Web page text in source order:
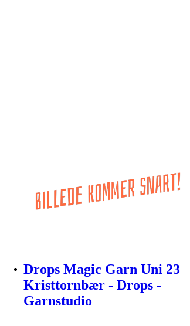
Drops Magic Garn Uni 23
Kristtornbær - Drops -
Garnstudio